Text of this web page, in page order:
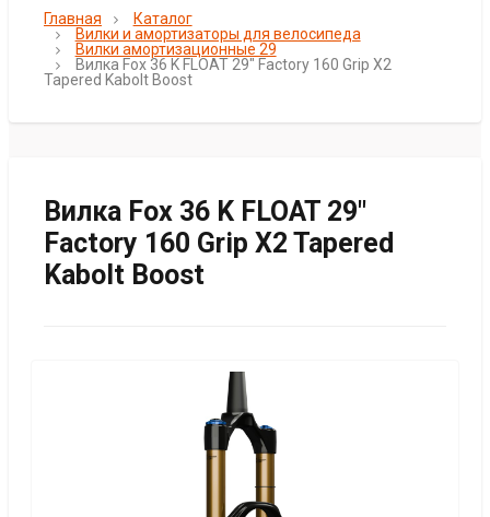
Главная
Каталог
Вилки и амортизаторы для велосипеда
Вилки амортизационные 29
Вилка Fox 36 K FLOAT 29" Factory 160 Grip X2
Tapered Kabolt Boost
Вилка Fox 36 K FLOAT 29"
Factory 160 Grip X2 Tapered
Kabolt Boost